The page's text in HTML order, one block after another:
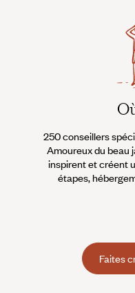
250 conseillers
Amoureux du beau
inspirent et créent
étapes,
Faites